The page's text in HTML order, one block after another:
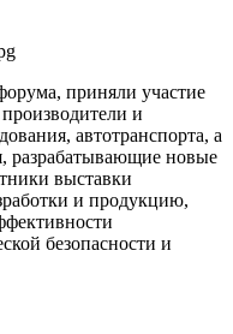
приняли участие
и
автотранспорта, а
разрабатывающие новые
выставки
и продукцию,
безопасности и